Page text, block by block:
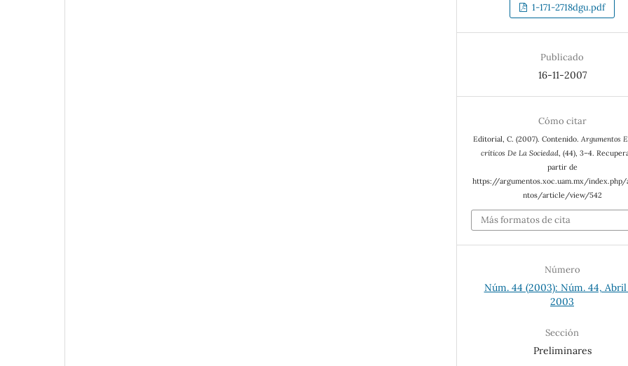
1-171-2718dgu.pdf
Publicado
16-11-2007
Cómo citar
Editorial, C. (2007). Contenido. Argumentos
críticos De La Sociedad, (44), 3–4.
partir de
https://argumentos.xoc.uam.mx/index.php/
ntos/article/view/542
Más formatos de cita
Número
Núm. 44 (2003): Núm. 44, Abril
2003
Sección
Preliminares